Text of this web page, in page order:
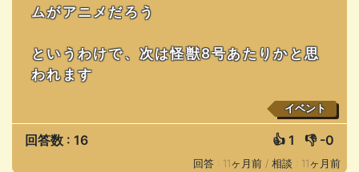
ムがアニメだろう
というわけで、次は怪獣8号あたりかと思
われます
イベント
回答数 : 16 👍 1 👎 -0
回答 : 11ヶ月前 / 相談 : 11ヶ月前